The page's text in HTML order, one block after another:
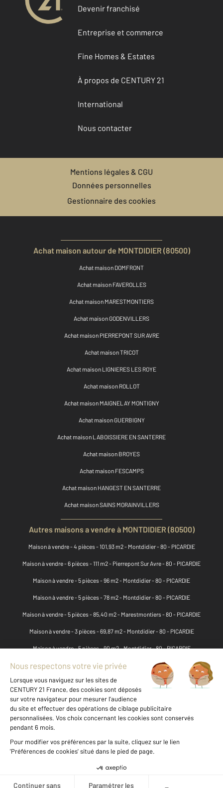
Devenir franchisé
Entreprise et commerce
Fine Homes & Estates
À propos de CENTURY 21
International
Nous contacter
Mentions légales & CGU
Données personnelles
Gestionnaire des cookies
Achat maison autour de MONTDIDIER (80500)
Achat maison DOMFRONT
Achat maison FAVEROLLES
Achat maison MARESTMONTIERS
Achat maison GODENVILLERS
Achat maison PIERREPONT SUR AVRE
Achat maison TRICOT
Achat maison LIGNIERES LES ROYE
Achat maison ROLLOT
Achat maison MAIGNELAY MONTIGNY
Achat maison GUERBIGNY
Achat maison LABOISSIERE EN SANTERRE
Achat maison BROYES
Achat maison FESCAMPS
Achat maison HANGEST EN SANTERRE
Achat maison SAINS MORAINVILLERS
Autres maisons a vendre à MONTDIDIER (80500)
Maison à vendre - 4 pièces - 101,93 m2 - Montdidier - 80 - PICARDIE
Maison à vendre - 6 pièces - 111 m2 - Pierrepont Sur Avre - 80 - PICARDIE
Maison à vendre - 5 pièces - 96 m2 - Montdidier - 80 - PICARDIE
Maison à vendre - 5 pièces - 78 m2 - Montdidier - 80 - PICARDIE
Maison à vendre - 5 pièces - 85,40 m2 - Marestmontiers - 80 - PICARDIE
Maison à vendre - 3 pièces - 69,87 m2 - Montdidier - 80 - PICARDIE
Maison à vendre - 5 pièces - 90 m2 - Montdidier - 80 - PICARDIE
Maison à vendre - 4 pièces - 91,70 m2 - Montdidier - 80 - PICARDIE
Maison à vendre - 1 pièce - 700 m2 - Montdidier - 80 - PICARDIE
Maison à vendre - 8 pièces - 202,41 m2 - Fescamps - 80 - PICARDIE
Maison à vendre - 4 pièces - 100,70 m2 - Rollot - 80 - PICARDIE
Maison à vendre - 5 pièces - 86 m2 - Montdidier - 80 - PICARDIE
Maison à vendre - 4 pièces - 80 m2 - Laboissiere En Santerre - 80 - PICARDIE
Maison à vendre - 3 pièces - 60 m2 - Montdidier - 80 - PICARDIE